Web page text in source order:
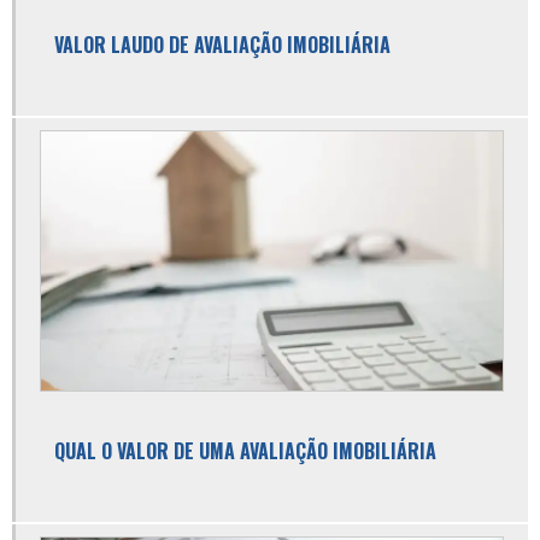
Avaliação predial urbana
Consultoria em engenharia civil
Consultoria imobiliária
Custo gerenciamento de obra
Declaração de vistoria de obra
Empresa de avaliação de imóveis
VALOR LAUDO DE AVALIAÇÃO IMOBILIÁRIA
QUAL O VALOR DE UMA AVALIAÇÃO IMOBILIÁRIA